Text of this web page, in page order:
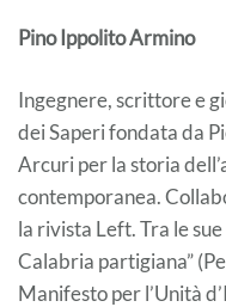
Pino Ippolito Armino
Ingegnere, scrittore e
dei Saperi fondata da
Arcuri per la storia
contemporanea.
la rivista Left. Tra le
Calabria partigiana”
Manifesto per l’Unità